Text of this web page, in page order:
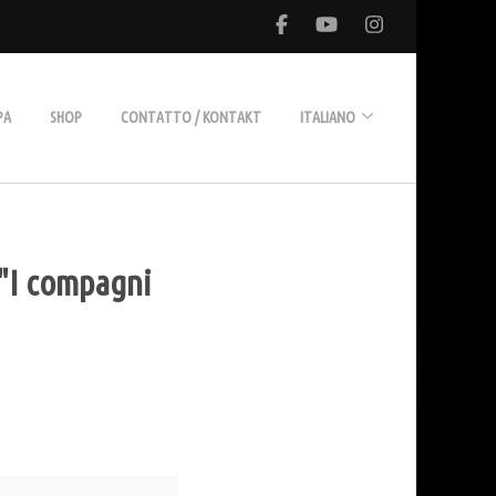
SHOP CONTATTO / KONTAKT ITALIANO
compagni